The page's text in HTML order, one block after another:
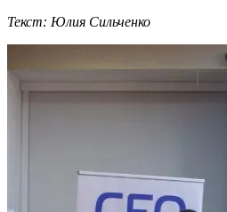
Текст: Юлия Сильченко